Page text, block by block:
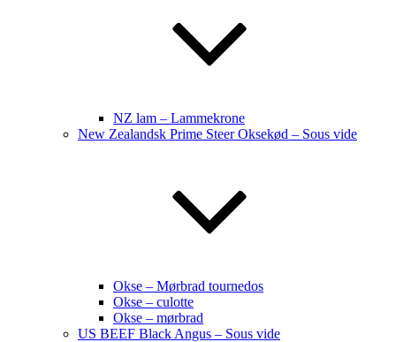
NZ lam – Lammekrone
New Zealandsk Prime Steer Oksekød – Sous vide
Okse – Mørbrad tournedos
Okse – culotte
Okse – mørbrad
US BEEF Black Angus – Sous vide